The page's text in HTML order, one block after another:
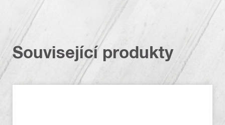
Související produkty